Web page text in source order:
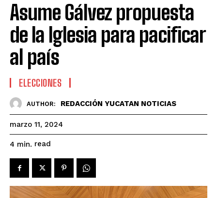
Asume Gálvez propuesta
de la Iglesia para pacificar
al país
ELECCIONES
AUTHOR: REDACCIÓN YUCATAN NOTICIAS
marzo 11, 2024
4 min. read